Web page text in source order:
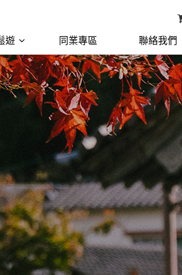
遊 同業專區 聯絡我們